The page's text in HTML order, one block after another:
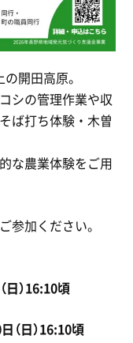
開田高原。
シの管理作業や収
ば打ち体験・木曽
な農業体験をご用
参加ください。
日）16:10頃
（日）16:10頃